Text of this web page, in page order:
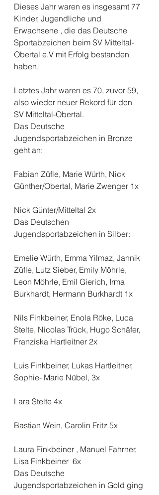
Dieses Jahr waren es insgesamt 77
Kinder, Jugendliche und
Erwachsene , die das Deutsche
Sportabzeichen beim SV Mitteltal-
Obertal e.V mit Erfolg bestanden
haben.
Letztes Jahr waren es 70, zuvor 59,
also wieder neuer Rekord für den
SV Mitteltal-Obertal.
Das Deutsche
Jugendsportabzeichen in Bronze
geht an:
Fabian Züfle, Marie Würth, Nick
Günther/Obertal, Marie Zwenger 1x
Nick Günter/Mitteltal 2x
Das Deutschen
Jugendsportabzeichen in Silber:
Emelie Würth, Emma Yilmaz, Jannik
Züfle, Lutz Sieber, Emily Möhrle,
Leon Möhrle, Emil Gierich, Irma
Burkhardt, Hermann Burkhardt 1x
Nils Finkbeiner, Enola Röke, Luca
Stelte, Nicolas Trück, Hugo Schäfer,
Franziska Hartleitner 2x
Luis Finkbeiner, Lukas Hartleitner,
Sophie- Marie Nübel, 3x
Lara Stelte 4x
Bastian Wein, Carolin Fritz 5x
Laura Finkbeiner , Manuel Fahrner,
Lisa Finkbeiner  6x
Das Deutsche
Jugendsportabzeichen in Gold ging